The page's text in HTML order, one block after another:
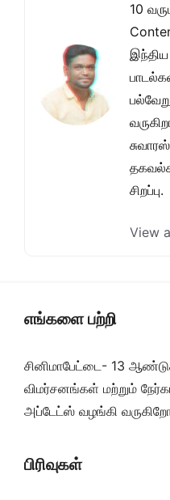
10
இந்திய
சிறப்பு.
View
எங்களை பற்றி
சினிமாபேட்டை- 13
விமர்சனங்கள் மற்றும்
அப்டேட்ஸ் வழங்கி
பிரிவுகள்